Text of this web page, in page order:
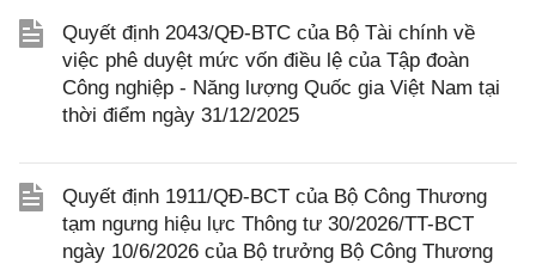
Quyết định 2043/QĐ-BTC của Bộ Tài chính về
việc phê duyệt mức vốn điều lệ của Tập đoàn
Công nghiệp - Năng lượng Quốc gia Việt Nam tại
thời điểm ngày 31/12/2025
Quyết định 1911/QĐ-BCT của Bộ Công Thương
tạm ngưng hiệu lực Thông tư 30/2026/TT-BCT
ngày 10/6/2026 của Bộ trưởng Bộ Công Thương